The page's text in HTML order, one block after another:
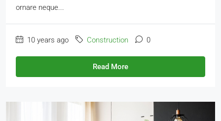
ornare neque...
10 years ago Construction 0
Read More